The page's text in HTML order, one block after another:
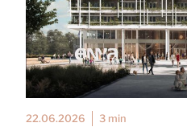
22.06.2026 3 min